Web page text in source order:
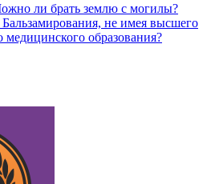
ли брать землю с могилы?
не имея высшего
медицинского образования?